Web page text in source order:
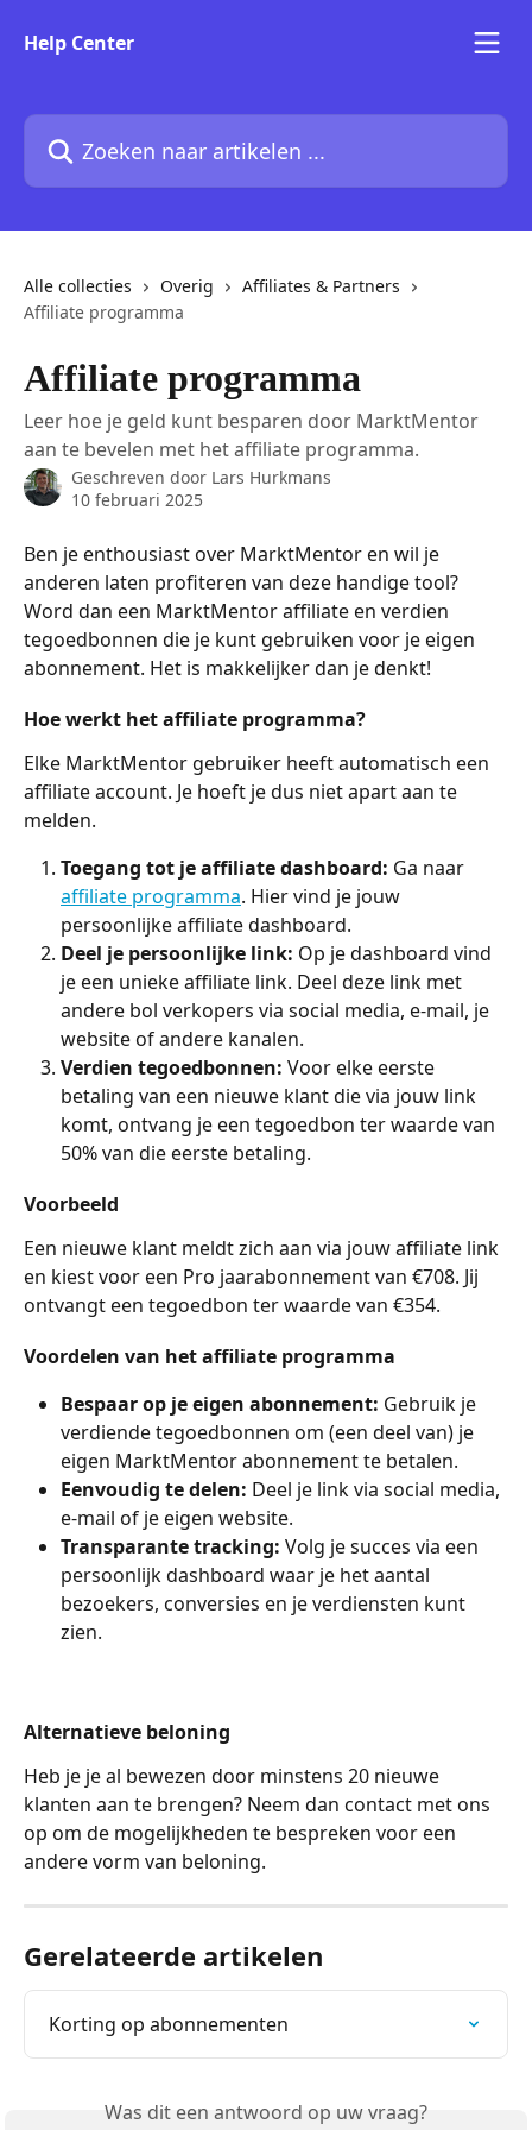
Help Center
Zoeken naar artikelen ...
Alle collecties Overig
Affiliates & Partners
Affiliate programma
Affiliate programma
Leer hoe je geld kunt besparen door MarktMentor
aan te bevelen met het affiliate programma.
Geschreven door Lars Hurkmans
10 februari 2025
Ben je enthousiast over MarktMentor en wil je
anderen laten profiteren van deze handige tool?
Word dan een MarktMentor affiliate en verdien
tegoedbonnen die je kunt gebruiken voor je eigen
abonnement. Het is makkelijker dan je denkt!
Hoe werkt het affiliate programma?
Elke MarktMentor gebruiker heeft automatisch een
affiliate account. Je hoeft je dus niet apart aan te
melden.
Toegang tot je affiliate dashboard: Ga naar
affiliate programma. Hier vind je jouw
persoonlijke affiliate dashboard.
Deel je persoonlijke link: Op je dashboard vind
je een unieke affiliate link. Deel deze link met
andere bol verkopers via social media, e-mail, je
website of andere kanalen.
Verdien tegoedbonnen: Voor elke eerste
betaling van een nieuwe klant die via jouw link
komt, ontvang je een tegoedbon ter waarde van
50% van die eerste betaling.
Voorbeeld
Een nieuwe klant meldt zich aan via jouw affiliate link
en kiest voor een Pro jaarabonnement van €708. Jij
ontvangt een tegoedbon ter waarde van €354.
Voordelen van het affiliate programma
Bespaar op je eigen abonnement: Gebruik je
verdiende tegoedbonnen om (een deel van) je
eigen MarktMentor abonnement te betalen.
Eenvoudig te delen: Deel je link via social media,
e-mail of je eigen website.
Transparante tracking: Volg je succes via een
persoonlijk dashboard waar je het aantal
bezoekers, conversies en je verdiensten kunt
zien.
Alternatieve beloning
Heb je je al bewezen door minstens 20 nieuwe
klanten aan te brengen? Neem dan contact met ons
op om de mogelijkheden te bespreken voor een
andere vorm van beloning.
Gerelateerde artikelen
Korting op abonnementen
Was dit een antwoord op uw vraag?